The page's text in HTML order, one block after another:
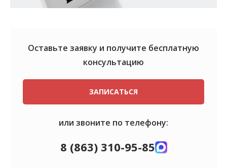
Оставьте заявку и получите бесплатную
консультацию
ЗАПИСАТЬСЯ
или звоните по телефону:
8 (863) 310-95-85